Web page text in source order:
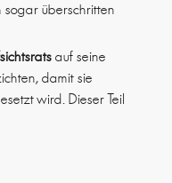
überschritten
auf seine
damit sie
wird. Dieser Teil